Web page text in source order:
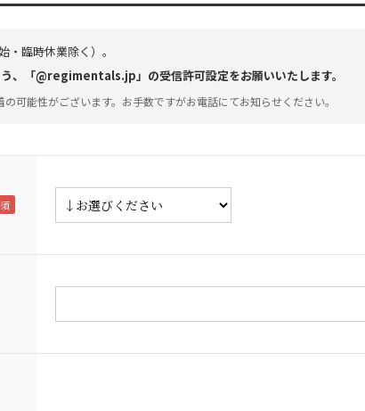
・臨時休業除く）。
、「@regimentals.jp」の受信許可設定をお願いいたします。
可能性がございます。お手数ですがお電話にてお知らせください。